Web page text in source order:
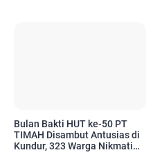
Bulan Bakti HUT ke-50 PT
TIMAH Disambut Antusias di
Kundur, 323 Warga Nikmati